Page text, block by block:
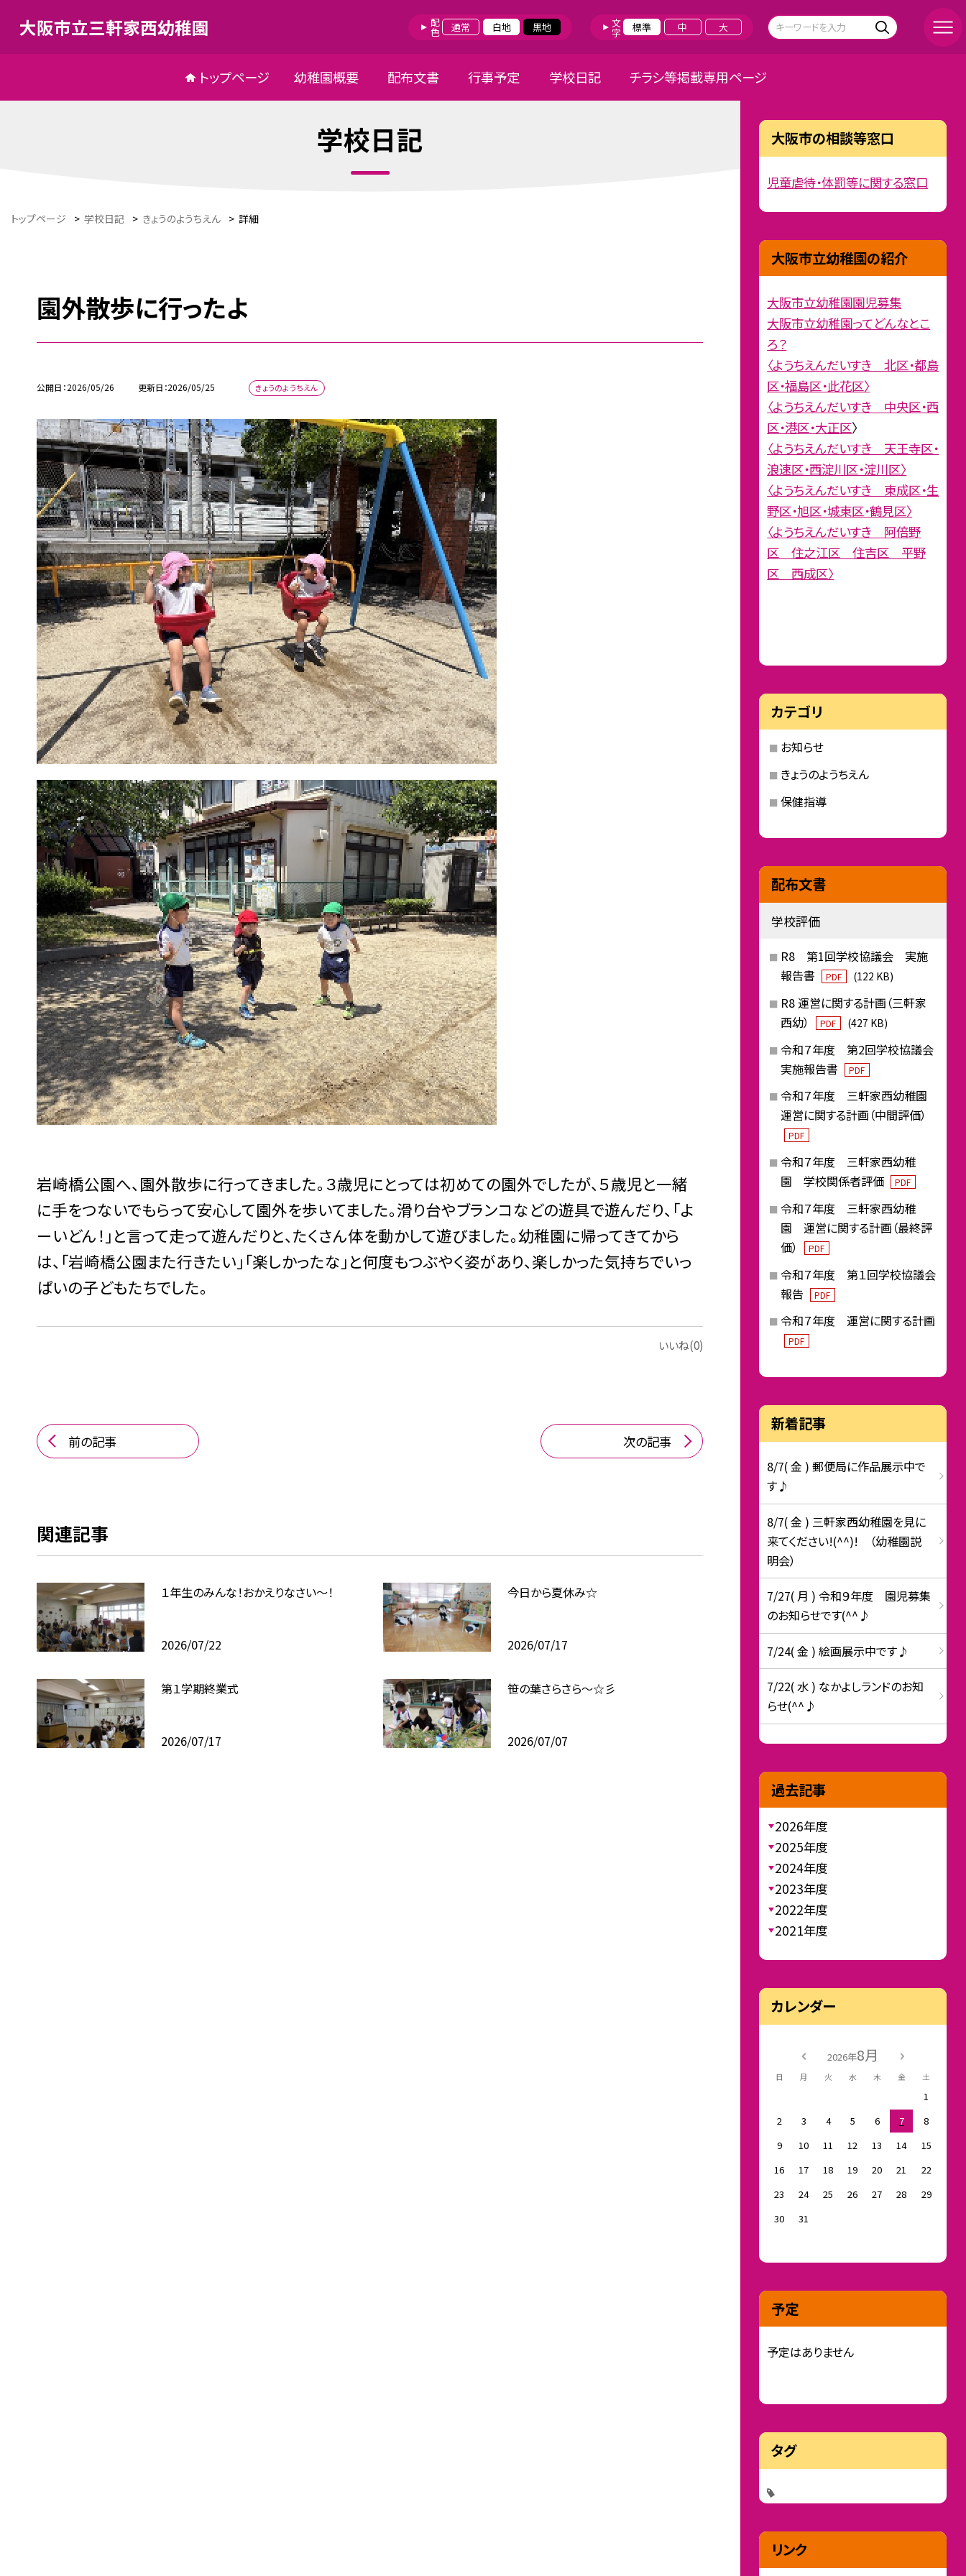
大阪市立三軒家西幼稚園 配色 通常 白地 黒地 文字 標準 中 大
トップページ 幼稚園概要 配布文書 行事予定 学校日記 チラシ等掲載専用ページ
学校日記
トップページ > 学校日記 > きょうのようちえん > 詳細
園外散歩に行ったよ
公開日 2026/05/26 更新日 2026/05/25 きょうのようちえん
岩崎橋公園へ、園外散歩に行ってきました。３歳児にとっては初めての園外でしたが、５歳児と一緒
に手をつないでもらって安心して園外を歩いてました。滑り台やブランコなどの遊具で遊んだり、「よ
ーいどん！」と言って走って遊んだりと、たくさん体を動かして遊びました。幼稚園に帰ってきてから
は、「岩崎橋公園また行きたい」「楽しかったな」と何度もつぶやく姿があり、楽しかった気持ちでいっ
ぱいの子どもたちでした。
いいね(0)
前の記事 次の記事
関連記事
１年生のみんな！おかえりなさい～！
2026/07/22
今日から夏休み☆
2026/07/17
第１学期終業式
2026/07/17
笹の葉さらさら～☆彡
2026/07/07
大阪市の相談等窓口
児童虐待・体罰等に関する窓口
大阪市立幼稚園の紹介
大阪市立幼稚園園児募集
大阪市立幼稚園ってどんなとこ
ろ？
〈ようちえんだいすき 北区・都島
区・福島区・此花区〉
〈ようちえんだいすき 中央区・西
区・港区・大正区〉
〈ようちえんだいすき 天王寺区・
浪速区・西淀川区・淀川区〉
〈ようちえんだいすき 東成区・生
野区・旭区・城東区・鶴見区〉
〈ようちえんだいすき 阿倍野
区 住之江区 住吉区 平野
区 西成区〉
カテゴリ
お知らせ
きょうのようちえん
保健指導
配布文書
学校評価
R8 第1回学校協議会 実施
報告書
PDF (122 KB)
R8 運営に関する計画（三軒家
西幼）
PDF (427 KB)
令和７年度 第2回学校協議会
実施報告書
PDF
令和７年度 三軒家西幼稚園
運営に関する計画（中間評価）
PDF
令和７年度 三軒家西幼稚
園 学校関係者評価
PDF
令和７年度 三軒家西幼稚
園 運営に関する計画（最終評
価）
PDF
令和７年度 第１回学校協議会
報告
PDF
令和７年度 運営に関する計画
PDF
新着記事
8/7( 金 ) 郵便局に作品展示中で
す♪
8/7( 金 ) 三軒家西幼稚園を見に
来てください!(^^)! （幼稚園説
明会）
7/27( 月 ) 令和９年度 園児募集
のお知らせです(^^♪
7/24( 金 ) 絵画展示中です♪
7/22( 水 ) なかよしランドのお知
らせ(^^♪
過去記事
2026年度
2025年度
2024年度
2023年度
2022年度
2021年度
カレンダー
2026年8月
日 月 火 水 木 金 土
1
2
3 4 5 6 7
8
9
10 11 12 13 14
15
16
17 18 19 20 21
22
23
24 25 26 27 28
29
30
31
予定
予定はありません
タグ
リンク